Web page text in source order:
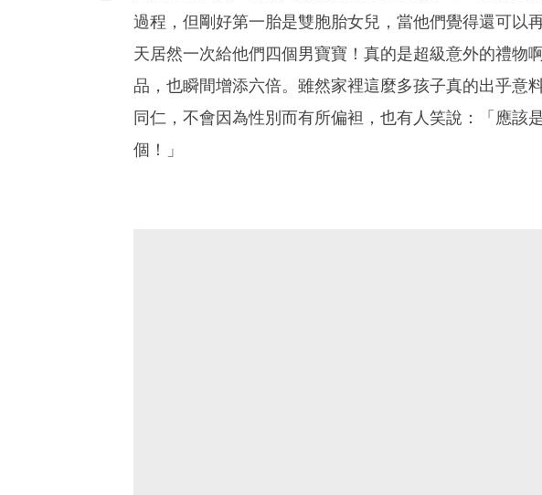
過程，但剛好第一胎是雙胞胎女兒，當他們覺得還可以
天居然一次給他們四個男寶寶！真的是超級意外的禮物
品，也瞬間增添六倍。雖然家裡這麼多孩子真的出乎意
同仁，不會因為性別而有所偏袒，也有人笑說：「應該
個！」